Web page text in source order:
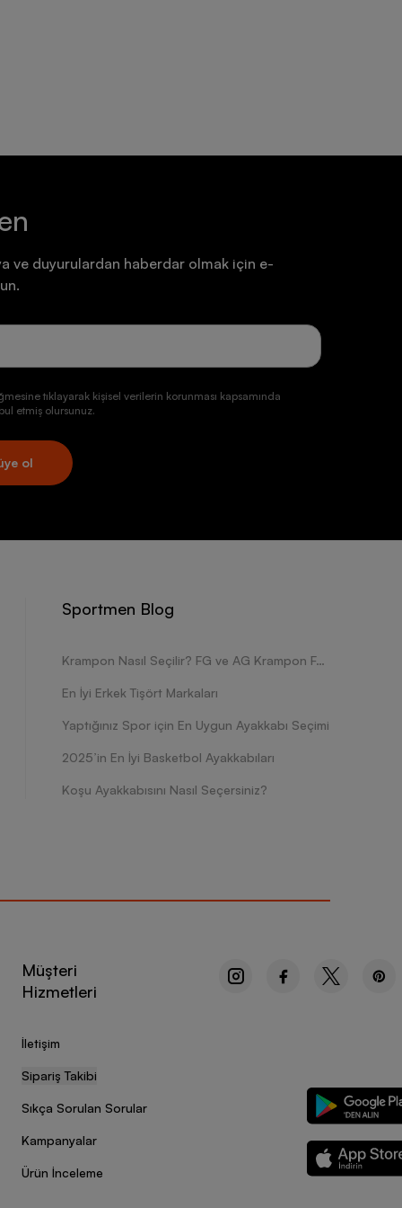
ve duyurulardan haberdar olmak için e-
tıklayarak kişisel verilerin korunması kapsamında
etmiş olursunuz.
ol
Sportmen Blog
Krampon Nasıl Seçilir? FG ve AG Krampon Farkları Nelerdir?
En İyi Erkek Tişört Markaları
Yaptığınız Spor için En Uygun Ayakkabı Seçimi
2025’in En İyi Basketbol Ayakkabıları
Koşu Ayakkabısını Nasıl Seçersiniz?
Müşteri
Hizmetleri
İletişim
Sipariş Takibi
Sıkça Sorulan Sorular
Kampanyalar
Ürün İnceleme